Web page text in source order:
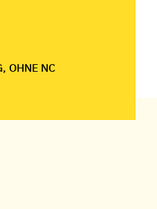
OHNE NC